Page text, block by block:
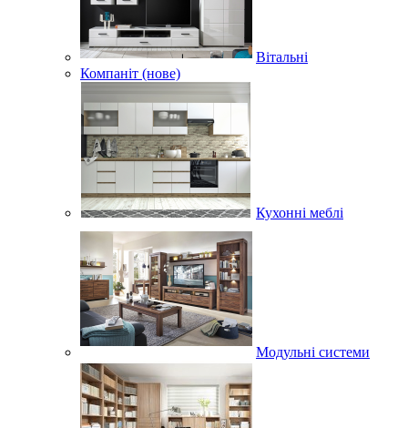
Вітальні
Компаніт (нове)
Кухонні меблі
Модульні системи